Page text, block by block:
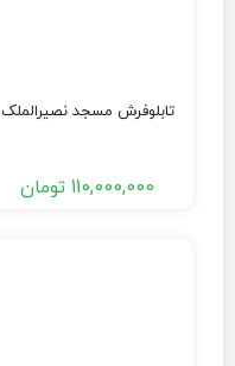
تابلوفرش مسجد نصیرالملک
110,000,000 تومان